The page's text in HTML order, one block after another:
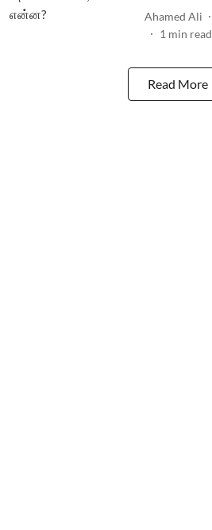
Ahamed Ali
1 min read
Read More